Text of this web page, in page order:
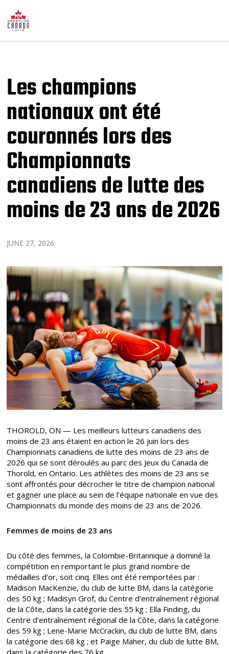
Les champions
nationaux ont été
couronnés lors des
Championnats
canadiens de lutte des
moins de 23 ans de 2026
JUNE 27, 2026
THOROLD, ON — Les meilleurs lutteurs canadiens des
moins de 23 ans étaient en action le 26 juin lors des
Championnats canadiens de lutte des moins de 23 ans de
2026 qui se sont déroulés au parc des Jeux du Canada de
Thorold, en Ontario. Les athlètes des moins de 23 ans se
sont affrontés pour décrocher le titre de champion national
et gagner une place au sein de l’équipe nationale en vue des
Championnats du monde des moins de 23 ans de 2026.
Femmes de moins de 23 ans
Du côté des femmes, la Colombie-Britannique a dominé la
compétition en remportant le plus grand nombre de
médailles d’or, soit cinq. Elles ont été remportées par :
Madison MacKenzie, du club de lutte BM, dans la catégorie
des 50 kg ; Madisyn Grof, du Centre d’entraînement régional
de la Côte, dans la catégorie des 55 kg ; Ella Finding, du
Centre d’entraînement régional de la Côte, dans la catégorie
des 59 kg ; Lene-Marie McCrackin, du club de lutte BM, dans
la catégorie des 68 kg ; et Paige Maher, du club de lutte BM,
dans la catégorie des 76 kg.